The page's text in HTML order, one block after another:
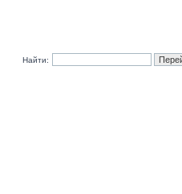
Найти: